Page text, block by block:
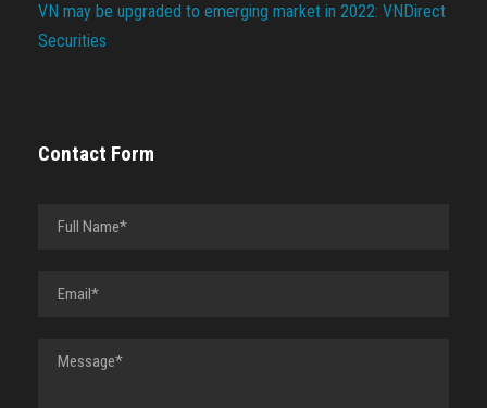
VN may be upgraded to emerging market in 2022: VNDirect
Securities
Contact Form